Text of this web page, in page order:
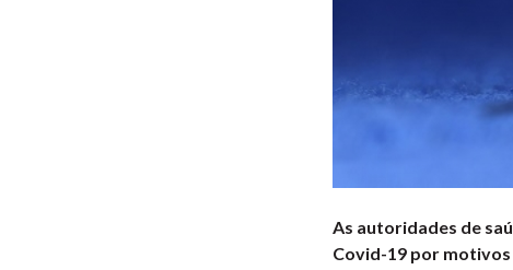
As autoridades de
Covid-19 por motivos